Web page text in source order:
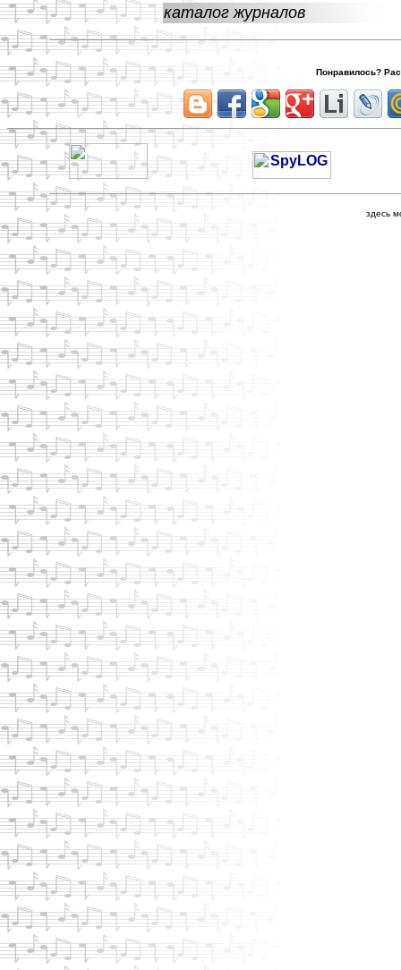
каталог журналов
Понравилось?
здесь